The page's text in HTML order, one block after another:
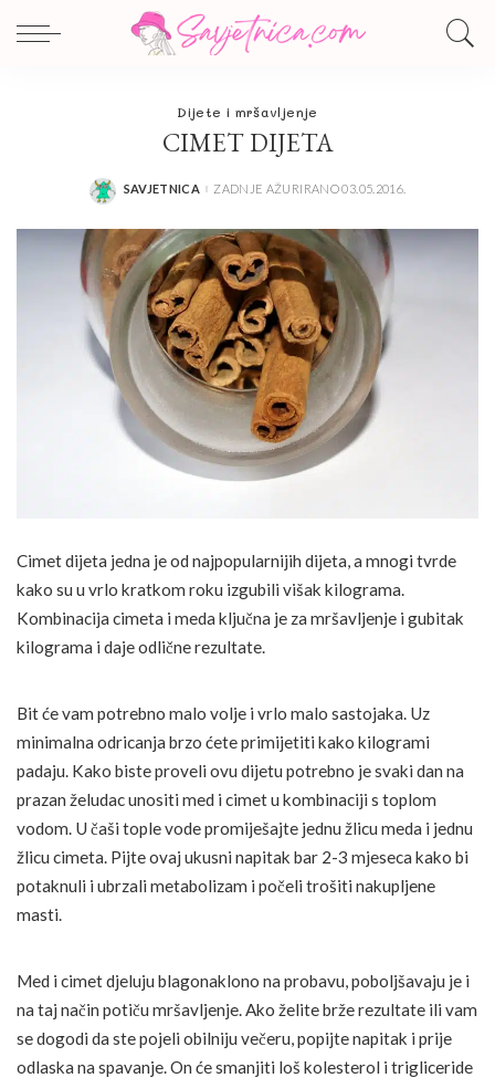
Dijete i mršavljenje
CIMET DIJETA
POSTED
SAVJETNICA ZADNJE AŽURIRANO 03.05.2016.
Cimet dijeta jedna je od najpopularnijih dijeta, a mnogi tvrde
kako su u vrlo kratkom roku izgubili višak kilograma.
Kombinacija cimeta i meda ključna je za mršavljenje i gubitak
kilograma i daje odlične rezultate.
Bit će vam potrebno malo volje i vrlo malo sastojaka. Uz
minimalna odricanja brzo ćete primijetiti kako kilogrami
padaju. Kako biste proveli ovu dijetu potrebno je svaki dan na
prazan želudac unositi med i cimet u kombinaciji s toplom
vodom. U čaši tople vode promiješajte jednu žlicu meda i jednu
žlicu cimeta. Pijte ovaj ukusni napitak bar 2-3 mjeseca kako bi
potaknuli i ubrzali metabolizam i počeli trošiti nakupljene
masti.
Med i cimet djeluju blagonaklono na probavu, poboljšavaju je i
na taj način potiču mršavljenje. Ako želite brže rezultate ili vam
se dogodi da ste pojeli obilniju večeru, popijte napitak i prije
odlaska na spavanje. On će smanjiti loš kolesterol i trigliceride